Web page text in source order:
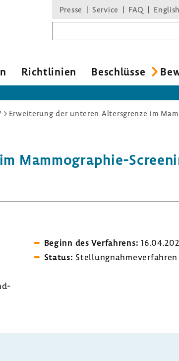
Presse Service FAQ English
Richt­li­nien Beschlüsse
Mammographie-​
Beginn des Verfah­rens:
Status: